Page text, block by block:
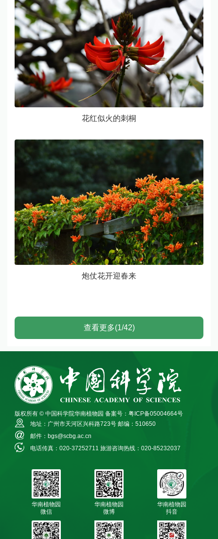
花红似火的刺桐
炮仗花开迎春来
查看更多(1/42)
版权所有 © 中国科学院华南植物园 备案号：粤ICP备05004664号
地址：广州市天河区兴科路723号 邮编：510650
邮件：bgs@scbg.ac.cn
电话传真：020-37252711 旅游咨询热线：020-85232037
华南植物园
微信
华南植物园
微博
华南植物园
抖音